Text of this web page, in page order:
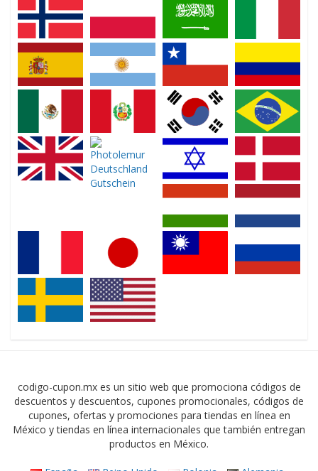
codigo-cupon.mx es un sitio web que promociona códigos de
descuentos y descuentos, cupones promocionales, códigos de
cupones, ofertas y promociones para tiendas en línea en
México y tiendas en línea internacionales que también entregan
productos en México.